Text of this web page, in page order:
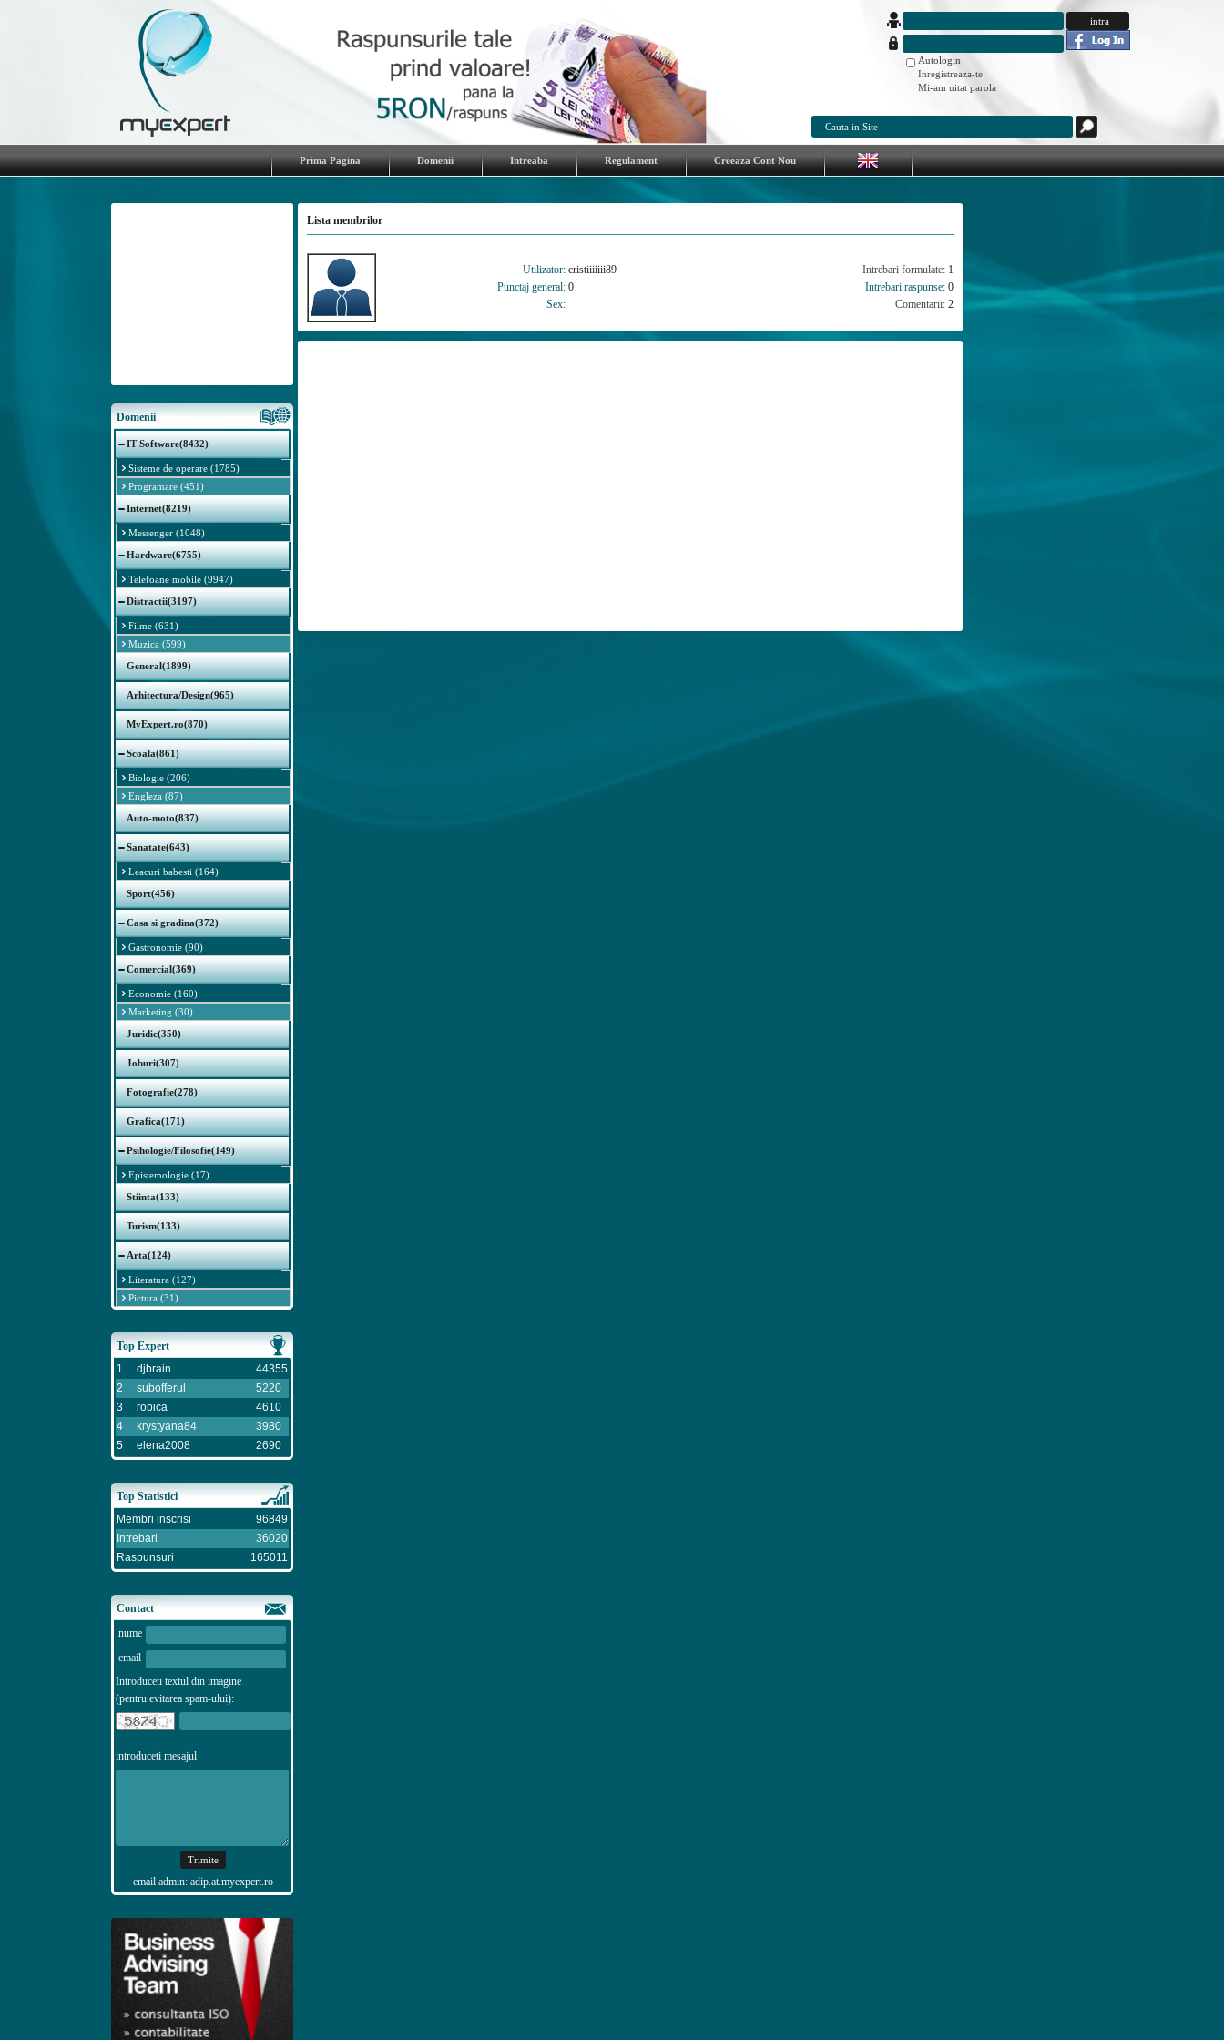
Autologin
Inregistreaza-te
Mi-am uitat parola
Prima Pagina Domenii Intreaba Regulament Creeaza Cont Nou
Domenii
IT Software(8432)
Sisteme de operare (1785)
Programare (451)
Internet(8219)
Messenger (1048)
Hardware(6755)
Telefoane mobile (9947)
Distractii(3197)
Filme (631)
Muzica (599)
General(1899)
Arhitectura/Design(965)
MyExpert.ro(870)
Scoala(861)
Biologie (206)
Engleza (87)
Auto-moto(837)
Sanatate(643)
Leacuri babesti (164)
Sport(456)
Casa si gradina(372)
Gastronomie (90)
Comercial(369)
Economie (160)
Marketing (30)
Juridic(350)
Joburi(307)
Fotografie(278)
Grafica(171)
Psihologie/Filosofie(149)
Epistemologie (17)
Stiinta(133)
Turism(133)
Arta(124)
Literatura (127)
Pictura (31)
Top Expert
1
djbrain
44355
2
subofferul
5220
3
robica
4610
4
krystyana84
3980
5
elena2008 2690
Top Statistici
Membri inscrisi
96849
Intrebari
36020
Raspunsuri
165011
Contact
nume
email
Introduceti textul din imagine
(pentru evitarea spam-ului):
introduceti mesajul
email admin: adip.at.myexpert.ro
Lista membrilor
Utilizator: cristiiiiiii89 Intrebari formulate: 1
Punctaj general: 0 Intrebari raspunse: 0
Sex:
Comentarii: 2